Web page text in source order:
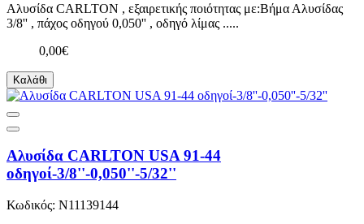
Αλυσίδα CARLTON , εξαιρετικής ποιότητας με:Βήμα Αλυσίδας
3/8'' , πάχος οδηγού 0,050'' , οδηγό λίμας .....
0,00€
Καλάθι
Αλυσίδα CARLTON USA 91-44
οδηγοί-3/8''-0,050''-5/32''
Κωδικός: N11139144